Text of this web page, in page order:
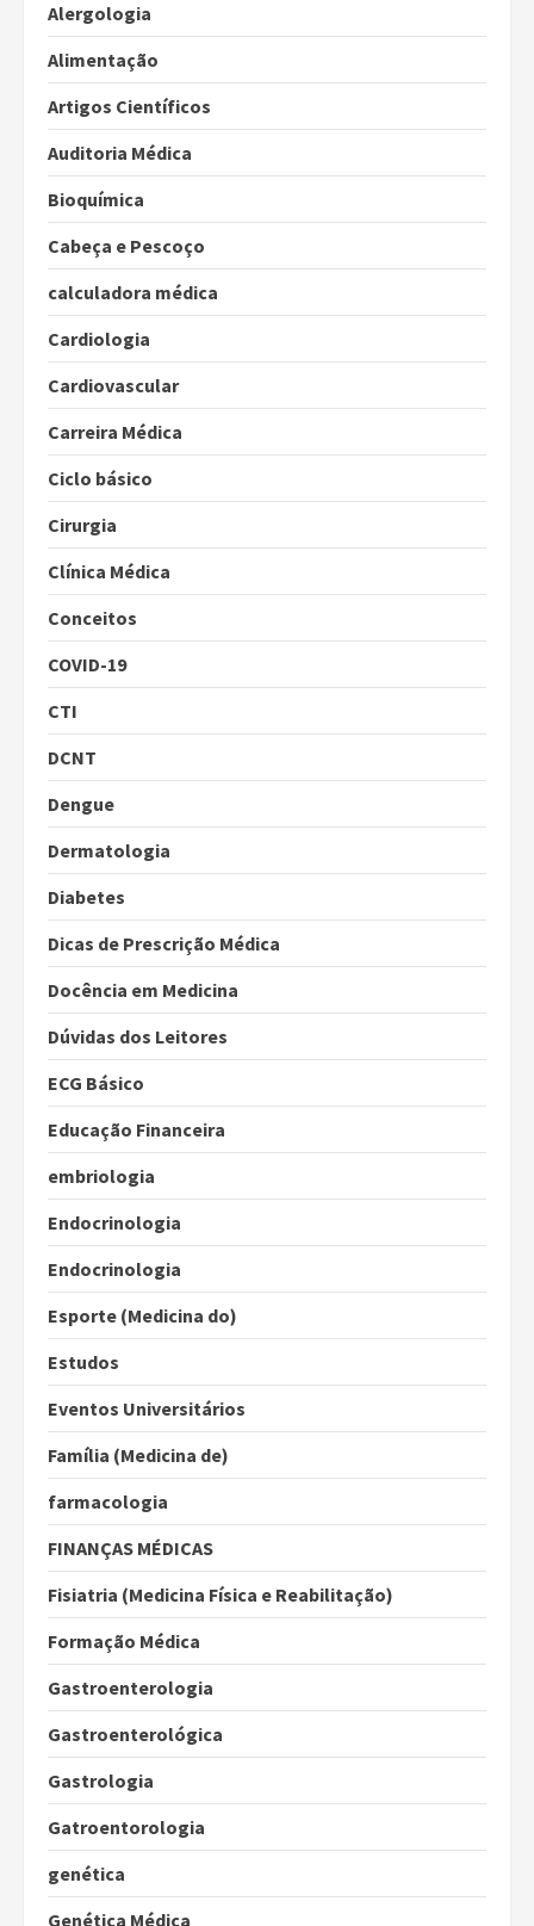
Alergologia
Alimentação
Artigos Científicos
Auditoria Médica
Bioquímica
Cabeça e Pescoço
calculadora médica
Cardiologia
Cardiovascular
Carreira Médica
Ciclo básico
Cirurgia
Clínica Médica
Conceitos
COVID-19
CTI
DCNT
Dengue
Dermatologia
Diabetes
Dicas de Prescrição Médica
Docência em Medicina
Dúvidas dos Leitores
ECG Básico
Educação Financeira
embriologia
Endocrinologia
Endocrinologia
Esporte (Medicina do)
Estudos
Eventos Universitários
Família (Medicina de)
farmacologia
FINANÇAS MÉDICAS
Fisiatria (Medicina Física e Reabilitação)
Formação Médica
Gastroenterologia
Gastroenterológica
Gastrologia
Gatroentorologia
genética
Genética Médica